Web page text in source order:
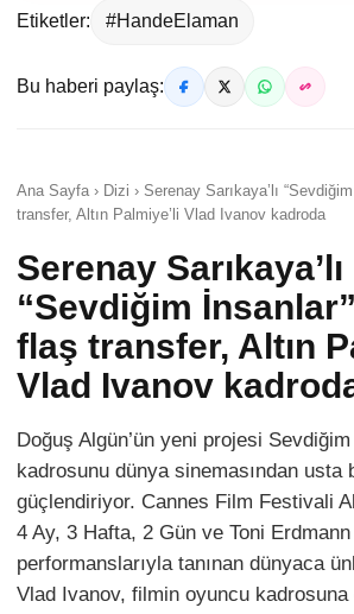
Etiketler: #HandeElaman
Bu haberi paylaş:
Ana Sayfa › Dizi › Serenay Sarıkaya’lı
transfer, Altın Palmiye’li Vlad Ivanov kadroda
Serenay Sarıkaya’lı
“Sevdiğim
flaş transfer, Altın
Vlad Ivanov
Doğuş Algün’ün yeni projesi
kadrosunu dünya sinemasından usta
güçlendiriyor. Cannes Film Festivali
4 Ay, 3 Hafta, 2 Gün ve Toni
performanslarıyla tanınan dünyaca
Vlad Ivanov, filmin oyuncu kadrosuna